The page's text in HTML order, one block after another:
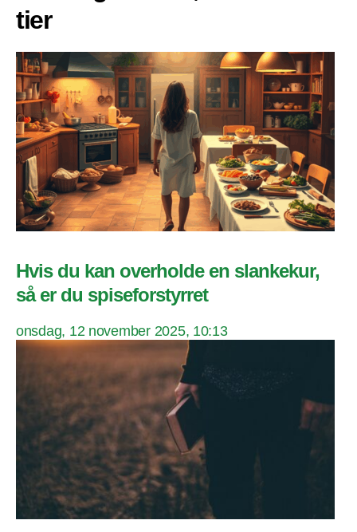
tier
Hvis du kan overholde en slankekur,
så er du spiseforstyrret
onsdag, 12 november 2025, 10:13